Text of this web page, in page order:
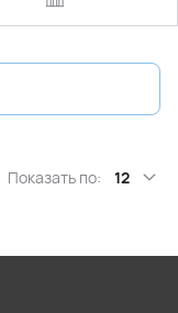
Показать по: 12